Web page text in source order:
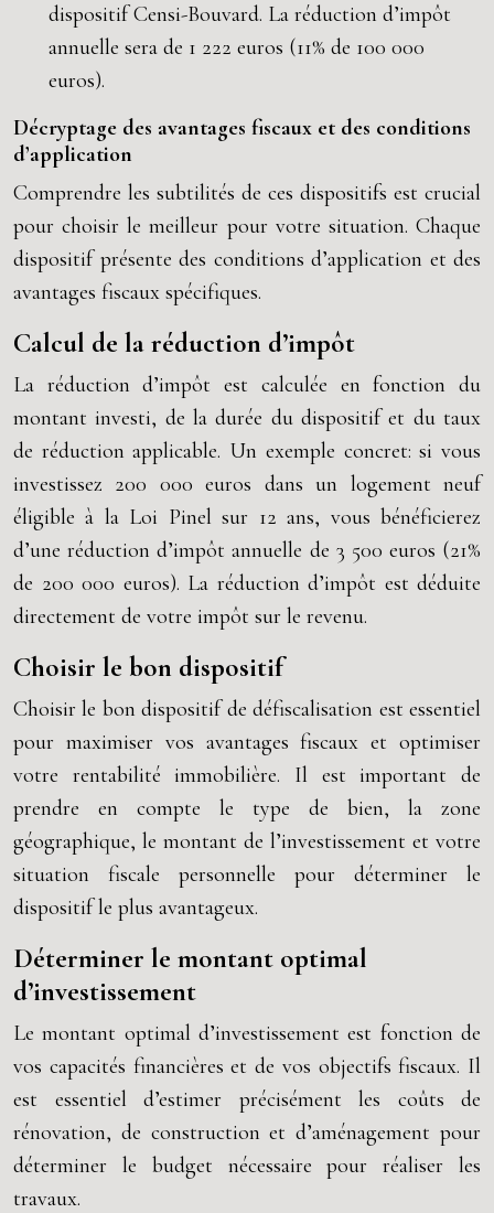
dispositif Censi-Bouvard. La réduction d’impôt
annuelle sera de 1 222 euros (11% de 100 000
euros).
Décryptage des avantages fiscaux et des conditions
d’application
Comprendre les subtilités de ces dispositifs est crucial
pour choisir le meilleur pour votre situation. Chaque
dispositif présente des conditions d’application et des
avantages fiscaux spécifiques.
Calcul de la réduction d’impôt
La réduction d’impôt est calculée en fonction du
montant investi, de la durée du dispositif et du taux
de réduction applicable. Un exemple concret: si vous
investissez 200 000 euros dans un logement neuf
éligible à la Loi Pinel sur 12 ans, vous bénéficierez
d’une réduction d’impôt annuelle de 3 500 euros (21%
de 200 000 euros). La réduction d’impôt est déduite
directement de votre impôt sur le revenu.
Choisir le bon dispositif
Choisir le bon dispositif de défiscalisation est essentiel
pour maximiser vos avantages fiscaux et optimiser
votre rentabilité immobilière. Il est important de
prendre en compte le type de bien, la zone
géographique, le montant de l’investissement et votre
situation fiscale personnelle pour déterminer le
dispositif le plus avantageux.
Déterminer le montant optimal
d’investissement
Le montant optimal d’investissement est fonction de
vos capacités financières et de vos objectifs fiscaux. Il
est essentiel d’estimer précisément les coûts de
rénovation, de construction et d’aménagement pour
déterminer le budget nécessaire pour réaliser les
travaux.